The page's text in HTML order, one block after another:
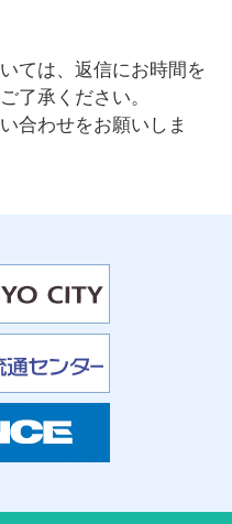
ては、返信にお時間を
了承ください。
合わせをお願いしま